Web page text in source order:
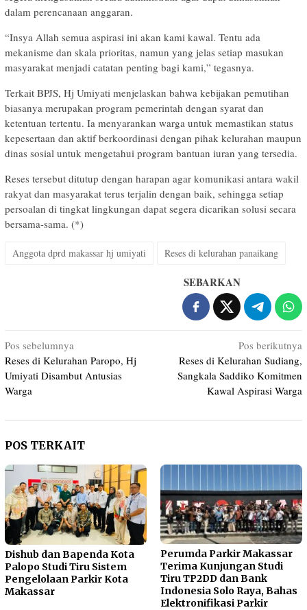
dalam perencanaan anggaran.
“Insya Allah semua aspirasi ini akan kami kawal. Tentu ada
mekanisme dan skala prioritas, namun yang jelas setiap masukan
masyarakat menjadi catatan penting bagi kami,” tegasnya.
Terkait BPJS, Hj Umiyati menjelaskan bahwa kebijakan pemutihan
biasanya merupakan program pemerintah dengan syarat dan
ketentuan tertentu. Ia menyarankan warga untuk memastikan status
kepesertaan dan aktif berkoordinasi dengan pihak kelurahan maupun
dinas sosial untuk mengetahui program bantuan iuran yang tersedia.
Reses tersebut ditutup dengan harapan agar komunikasi antara wakil
rakyat dan masyarakat terus terjalin dengan baik, sehingga setiap
persoalan di tingkat lingkungan dapat segera dicarikan solusi secara
bersama-sama. (*)
Anggota dprd makassar hj umiyati Reses di kelurahan panaikang
SEBARKAN
Navigasi
pos
Pos sebelumnya
Reses di Kelurahan Paropo, Hj
Umiyati Disambut Antusias
Warga
Pos berikutnya
Reses di Kelurahan Sudiang,
Sangkala Saddiko Komitmen
Kawal Aspirasi Warga
POS TERKAIT
Dishub dan Bapenda Kota
Palopo Studi Tiru Sistem
Pengelolaan Parkir Kota
Makassar
Perumda Parkir Makassar
Terima Kunjungan Studi
Tiru TP2DD dan Bank
Indonesia Solo Raya, Bahas
Elektronifikasi Parkir